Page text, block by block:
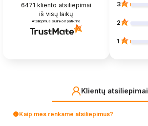
6471 kliento atsiliepimai
iš visų laikų
Atsiliepimus surinko ir patikrino
3
2
1
Klientų atsiliepimai
Kaip mes renkame atsiliepimus?